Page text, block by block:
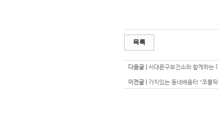
목록
다음글 | 서대문구보건소와 함께하는
이전글 | 가치있는 동네배움터 "쪼물